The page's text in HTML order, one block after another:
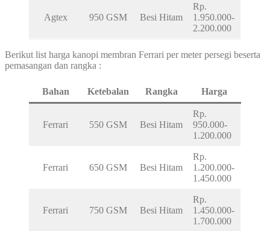
Agtex 950 GSM Besi Hitam
Rp.
1.950.000-
2.200.000
Berikut list harga kanopi membran Ferrari per meter persegi beserta
pemasangan dan rangka :
Bahan Ketebalan Rangka Harga
Ferrari 550 GSM Besi Hitam
Rp.
950.000-
1.200.000
Ferrari 650 GSM Besi Hitam
Rp.
1.200.000-
1.450.000
Ferrari 750 GSM Besi Hitam
Rp.
1.450.000-
1.700.000